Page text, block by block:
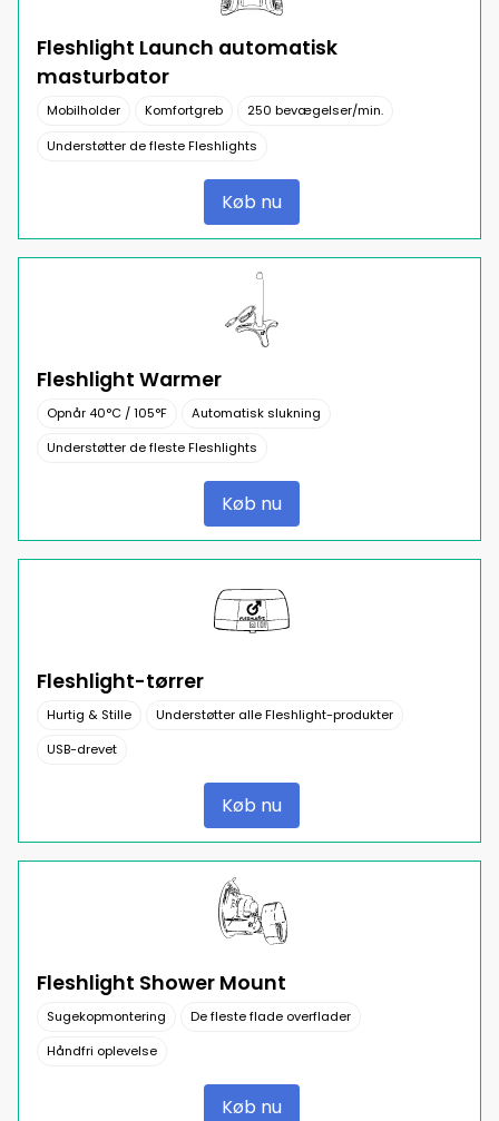
Fleshlight Launch automatisk
masturbator
Mobilholder Komfortgreb
250 bevægelser/min.
Understøtter de fleste Fleshlights
Køb nu
Fleshlight Warmer
Opnår 40°C / 105°F
Automatisk slukning
Understøtter de fleste Fleshlights
Køb nu
Fleshlight-tørrer
Hurtig & Stille
Understøtter alle Fleshlight-produkter
USB-drevet
Køb nu
Fleshlight Shower Mount
Sugekopmontering
De fleste flade overflader
Håndfri oplevelse
Køb nu